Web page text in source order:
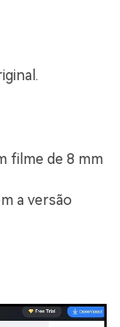
filme de 8 mm
a versão